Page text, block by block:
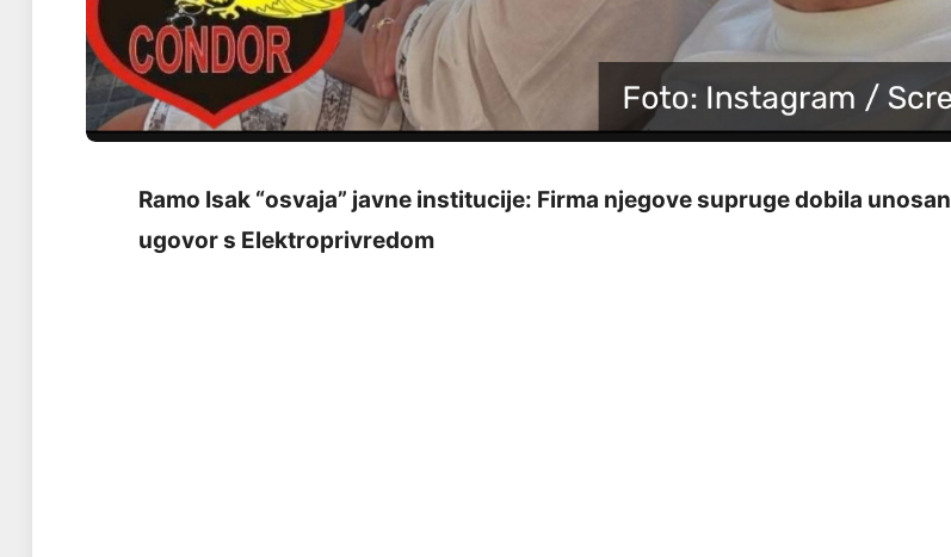
Ramo Isak “osvaja” javne institucije: Firma njegove supruge dobila unosan
ugovor s Elektroprivredom